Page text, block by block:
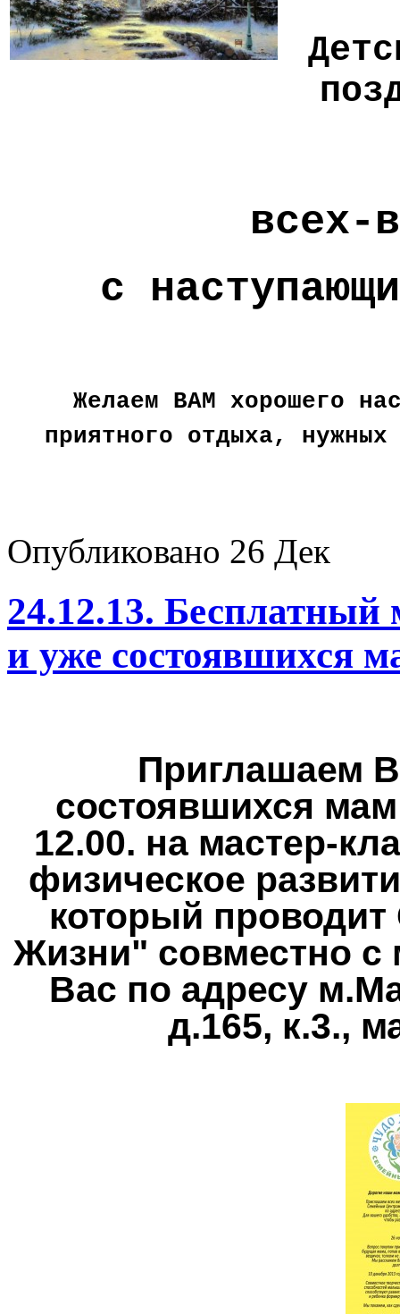
всех-
с
Желаем ВАМ хорошего
приятного отдыха,
Опубликовано 26 Дек
24.12.13. Бесплатный
и уже состоявшихся
Приглашаем
состоявшихся
12.00. на мастер-
физическое
который проводит
Жизни" совместно с
Вас по адресу
д.165, к.3.,